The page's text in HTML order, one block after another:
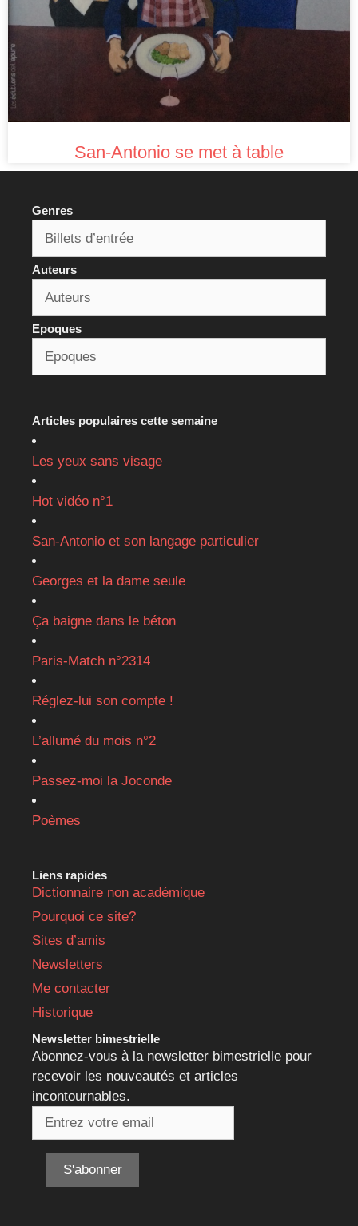
San-Antonio se met à table
Genres
Auteurs
Epoques
Articles populaires cette semaine
Les yeux sans visage
Hot vidéo n°1
San-Antonio et son langage particulier
Georges et la dame seule
Ça baigne dans le béton
Paris-Match n°2314
Réglez-lui son compte !
L’allumé du mois n°2
Passez-moi la Joconde
Poèmes
Liens rapides
Dictionnaire non académique
Pourquoi ce site?
Sites d’amis
Newsletters
Me contacter
Historique
Newsletter bimestrielle
Abonnez-vous à la newsletter bimestrielle pour
recevoir les nouveautés et articles
incontournables.